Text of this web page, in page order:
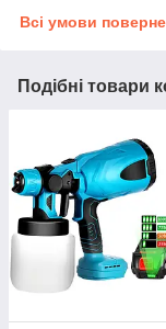
Всі умови
Подібні товари